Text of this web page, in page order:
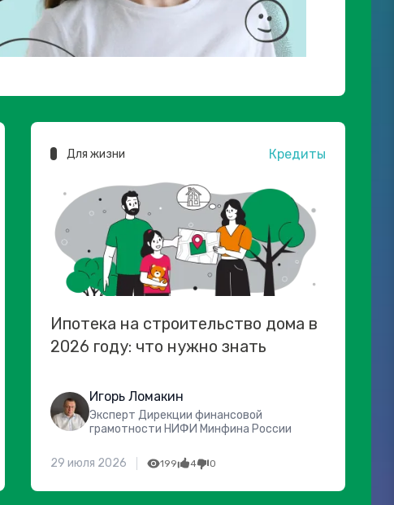
Для жизни Кредиты
Ипотека на строительство дома в
2026 году: что нужно знать
Игорь Ломакин
Эксперт Дирекции финансовой
грамотности НИФИ Минфина России
29 июля 2026 199 4 0